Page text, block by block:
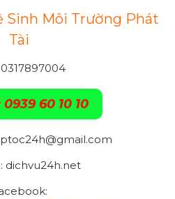
Sinh Môi Trường Phát
Tài
0317897004
60 10 10
dichvu24h.net